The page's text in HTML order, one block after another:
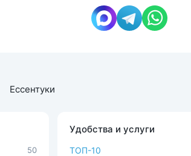
Ессентуки
50
Удобства и услуги
ТОП-10